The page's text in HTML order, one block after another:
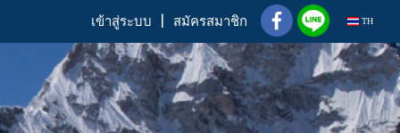
เข้าสู่ระบบ สมัครสมาชิก TH